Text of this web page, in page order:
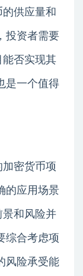
的供应量和
投资者需要
能否实现其
是一个值得
加密货币项
的应用场景
景和风险并
综合考虑项
风险承受能